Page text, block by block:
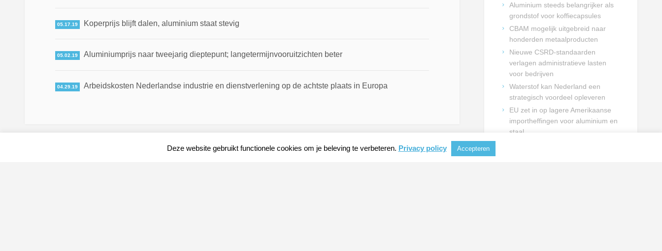
05.17.19 Koperprijs blijft dalen, aluminium staat stevig
05.02.19 Aluminiumprijs naar tweejarig dieptepunt; langetermijnvooruitzichten beter
04.29.19 Arbeidskosten Nederlandse industrie en dienstverlening op de achtste plaats in Europa
Aluminium steeds belangrijker als
grondstof voor koffiecapsules
CBAM mogelijk uitgebreid naar
honderden metaalproducten
Nieuwe CSRD-standaarden
verlagen administratieve lasten
voor bedrijven
Waterstof kan Nederland een
strategisch voordeel opleveren
EU zet in op lagere Amerikaanse
importheffingen voor aluminium en
staal
Deze website gebruikt functionele cookies om je beleving te verbeteren. Privacy policy Accepteren